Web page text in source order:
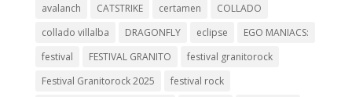
avalanch
CATSTRIKE certamen
COLLADO
collado villalba
DRAGONFLY eclipse
EGO MANIACS:
festival
FESTIVAL GRANITO
festival granitorock
Festival Granitorock 2025
festival rock